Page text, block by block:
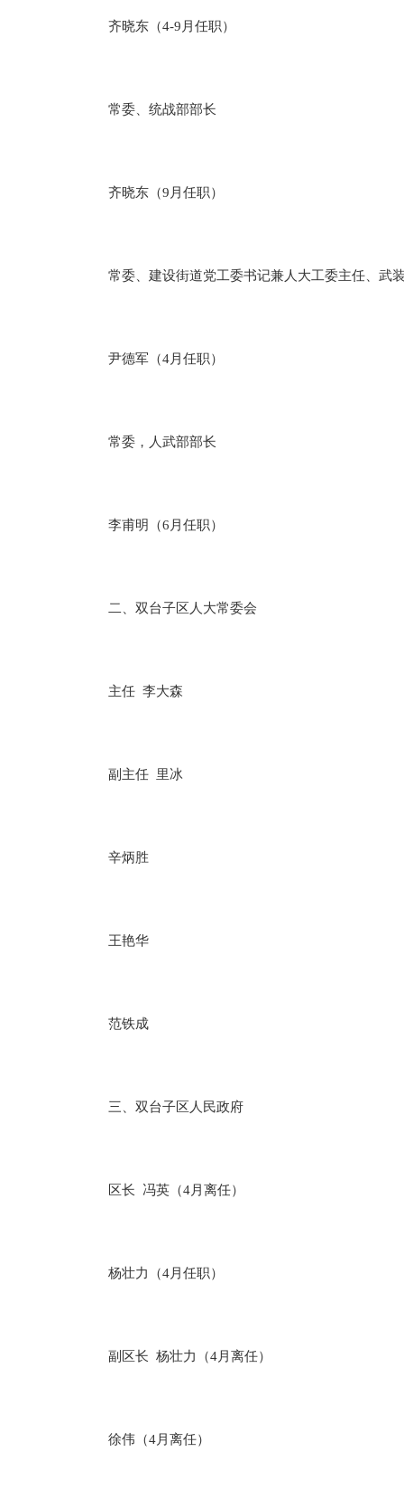
齐晓东（4-9月任职）
常委、统战部部长
齐晓东（9月任职）
常委、建设街道党工委书记兼人大工委主任、武
尹德军（4月任职）
常委，人武部部长
李甫明（6月任职）
二、双台子区人大常委会
主任 李大森
副主任 里冰
辛炳胜
王艳华
范铁成
三、双台子区人民政府
区长 冯英（4月离任）
杨壮力（4月任职）
副区长 杨壮力（4月离任）
徐伟（4月离任）